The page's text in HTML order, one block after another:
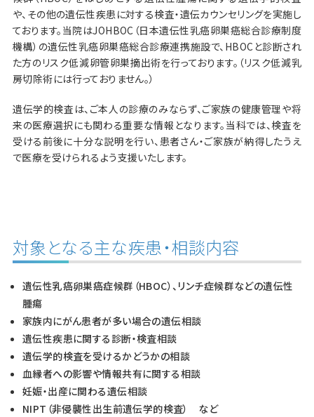
や、その他の遺伝性疾患に対する検査・遺伝カウンセリングを実施し
ております。当院はJOHBOC（日本遺伝性乳癌卵巣癌総合診療制度
機構）の遺伝性乳癌卵巣癌総合診療連携施設で、HBOCと診断され
た方のリスク低減卵管卵巣摘出術を行っております。（リスク低減乳
房切除術には行っておりません。）
遺伝学的検査は、ご本人の診療のみならず、ご家族の健康管理や将
来の医療選択にも関わる重要な情報となります。当科では、検査を
受ける前後に十分な説明を行い、患者さん・ご家族が納得したうえ
で医療を受けられるよう支援いたします。
対象となる主な疾患・相談内容
遺伝性乳癌卵巣癌症候群（HBOC）、リンチ症候群などの遺伝性
腫瘍
家族内にがん患者が多い場合の遺伝相談
遺伝性疾患に関する診断・検査相談
遺伝学的検査を受けるかどうかの相談
血縁者への影響や情報共有に関する相談
妊娠・出産に関わる遺伝相談
NIPT（非侵襲性出生前遺伝学的検査） など